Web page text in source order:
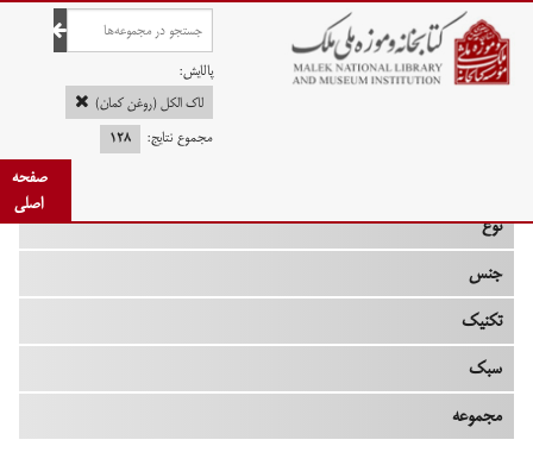
صفحه اصلی
پالایش:
لاک الکل (روغن کمان)
مجموع نتایج:
۱۲۸
صفحه
اصلی
نوع
جنس
تکنیک
سبک
مجموعه